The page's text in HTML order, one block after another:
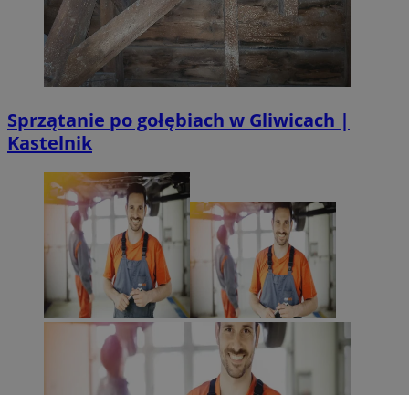
Sprzątanie po gołębiach w Gliwicach |
Kastelnik